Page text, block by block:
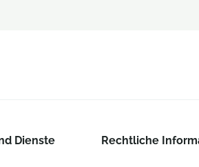
Dienste Rechtliche